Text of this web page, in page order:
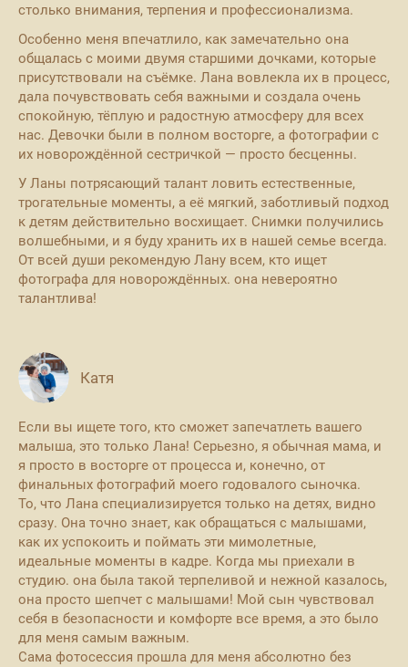
столько внимания, терпения и профессионализма.
Особенно меня впечатлило, как замечательно она
общалась с моими двумя старшими дочками, которые
присутствовали на съёмке. Лана вовлекла их в процесс,
дала почувствовать себя важными и создала очень
спокойную, тёплую и радостную атмосферу для всех
нас. Девочки были в полном восторге, а фотографии с
их новорождённой сестричкой — просто бесценны.
У Ланы потрясающий талант ловить естественные,
трогательные моменты, а её мягкий, заботливый подход
к детям действительно восхищает. Снимки получились
волшебными, и я буду хранить их в нашей семье всегда.
От всей души рекомендую Лану всем, кто ищет
фотографа для новорождённых. она невероятно
талантлива!
Катя
Если вы ищете того, кто сможет запечатлеть вашего
малыша, это только Лана! Серьезно, я обычная мама, и
я просто в восторге от процесса и, конечно, от
финальных фотографий моего годовалого сыночка.
​То, что Лана специализируется только на детях, видно
сразу. Она точно знает, как обращаться с малышами,
как их успокоить и поймать эти мимолетные,
идеальные моменты в кадре. Когда мы приехали в
студию. она была такой терпеливой и нежной казалось,
она просто шепчет с малышами! Мой сын чувствовал
себя в безопасности и комфорте все время, а это было
для меня самым важным.
​Сама фотосессия прошла для меня абсолютно без